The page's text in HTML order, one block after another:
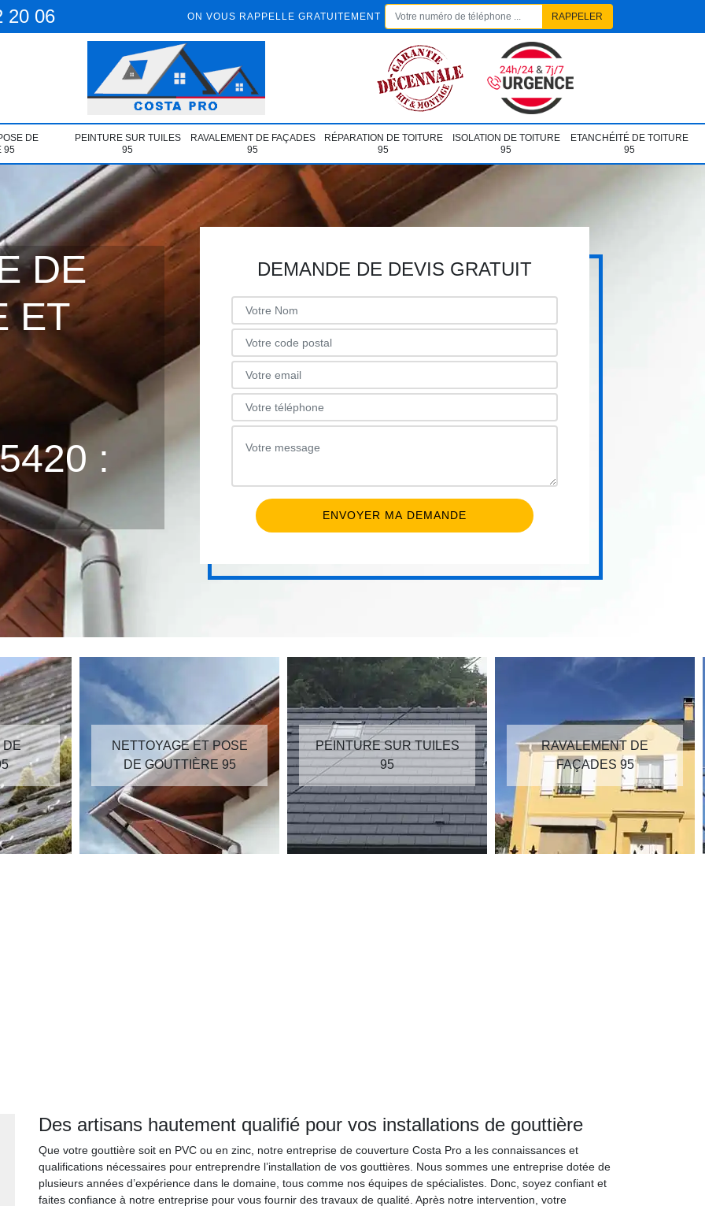
20 06 ON VOUS RAPPELLE GRATUITEMENT
DE
95
PEINTURE SUR TUILES
95
RAVALEMENT DE FAÇADES
95
RÉPARATION DE TOITURE
95
ISOLATION DE TOITURE
95
ETANCHÉITÉ DE TOITURE
95
DE
ET
:
DEMANDE DE DEVIS GRATUIT
ET POSE
95
PEINTURE SUR TUILES
95
RAVALEMENT DE
FAÇADES 95
RÉPARATION DE
TOITURE 95
Des artisans hautement qualifié pour vos installations de gouttière
Que votre gouttière soit en PVC ou en zinc, notre entreprise de couverture Costa Pro a les connaissances et
qualifications nécessaires pour entreprendre l’installation de vos gouttières. Nous sommes une entreprise dotée de
plusieurs années d’expérience dans le domaine, tous comme nos équipes de spécialistes. Donc, soyez confiant et
faites confiance à notre entreprise pour vous fournir des travaux de qualité. Après notre intervention, votre